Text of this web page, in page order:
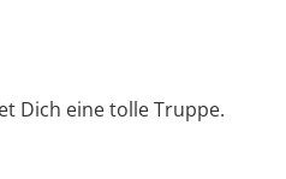
Dich eine tolle Truppe.